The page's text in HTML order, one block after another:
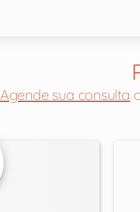
Agende sua consulta